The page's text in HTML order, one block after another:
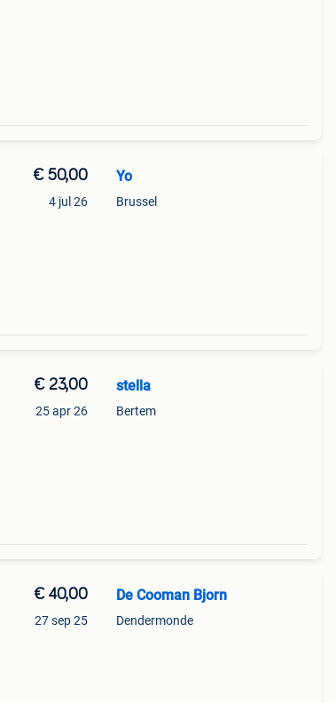
€ 50,00
4 jul 26
Yo
Brussel
€ 23,00
25 apr 26
stella
Bertem
€ 40,00
27 sep 25
De Cooman Bjorn
Dendermonde